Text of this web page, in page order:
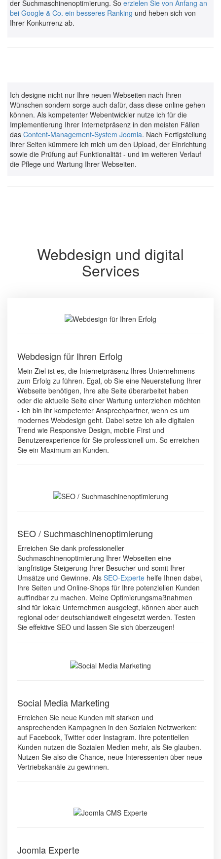
der Suchmaschinenoptimierung. So erzielen Sie von Anfang an
bei Google & Co. ein besseres Ranking und heben sich von
Ihrer Konkurrenz ab.
Ich designe nicht nur Ihre neuen Webseiten nach Ihren
Wünschen sondern sorge auch dafür, dass diese online gehen
können. Als kompetenter Webentwickler nutze ich für die
Implementierung Ihrer Internetpräsenz in den meisten Fällen
das Content-Management-System Joomla. Nach Fertigstellung
Ihrer Seiten kümmere ich mich um den Upload, der Einrichtung
sowie die Prüfung auf Funktionalität - und im weiteren Verlauf
die Pflege und Wartung Ihrer Webseiten.
Webdesign und digital
Services
Webdesign für Ihren Erfolg
Mein Ziel ist es, die Internetpräsenz Ihres Unternehmens
zum Erfolg zu führen. Egal, ob Sie eine Neuerstellung Ihrer
Webseite benötigen, Ihre alte Seite überarbeitet haben
oder die aktuelle Seite einer Wartung unterziehen möchten
- ich bin Ihr kompetenter Ansprechpartner, wenn es um
modernes Webdesign geht. Dabei setze ich alle digitalen
Trend wie Responsive Design, mobile First und
Benutzerexperience für Sie professionell um. So erreichen
Sie ein Maximum an Kunden.
SEO / Suchmaschinen­optimierung
Erreichen Sie dank professioneller
Suchmaschinenoptimierung Ihrer Webseiten eine
langfristige Steigerung Ihrer Besucher und somit Ihrer
Umsätze und Gewinne. Als SEO-Experte helfe Ihnen dabei,
Ihre Seiten und Online-Shops für Ihre potenziellen Kunden
auffindbar zu machen. Meine Optimierungsmaßnahmen
sind für lokale Unternehmen ausgelegt, können aber auch
regional oder deutschlandweit eingesetzt werden. Testen
Sie effektive SEO und lassen Sie sich überzeugen!
Social Media Marketing
Erreichen Sie neue Kunden mit starken und
ansprechenden Kampagnen in den Sozialen Netzwerken:
auf Facebook, Twitter oder Instagram. Ihre potentiellen
Kunden nutzen die Sozialen Medien mehr, als Sie glauben.
Nutzen Sie also die Chance, neue Interessenten über neue
Vertriebskanäle zu gewinnen.
Joomla Experte